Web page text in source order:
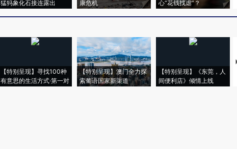
猛犸象化石接连露出
康危机
心“花钱找虐”？
【特别呈现】寻找100种
有意思的生活方式·第一对
【特别呈现】澳门全力探
索葡语国家新渠道
【特别呈现】《东莞，人
间便利店》倾情上线